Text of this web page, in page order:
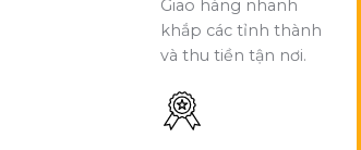
Giao hàng nhanh
khắp các tỉnh thành
và thu tiền tận nơi.